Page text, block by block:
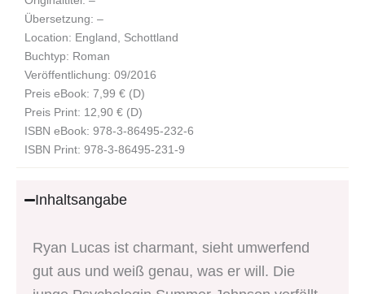
Übersetzung: –
Location: England, Schottland
Buchtyp: Roman
Veröffentlichung: 09/2016
Preis eBook: 7,99 € (D)
Preis Print: 12,90 € (D)
ISBN eBook: 978-3-86495-232-6
ISBN Print: 978-3-86495-231-9
Inhaltsangabe
Ryan Lucas ist charmant, sieht umwerfend
gut aus und weiß genau, was er will. Die